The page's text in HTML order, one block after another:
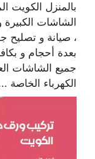
بالمنزل الكويت
الشاشات
، صيانة و تصليح
بعدة أحجام و
جميع الشاشات
الكهرباء الخاصة